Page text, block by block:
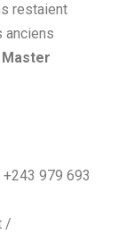
restaient
anciens
Master
979 693
/